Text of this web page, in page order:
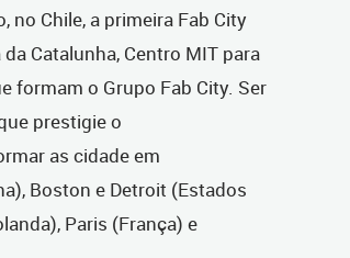
no Chile, a primeira Fab City
Catalunha, Centro MIT para
formam o Grupo Fab City. Ser
prestigie o
as cidade em
Boston e Detroit (Estados
Paris (França) e